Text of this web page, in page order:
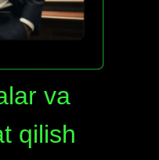
va
qilish